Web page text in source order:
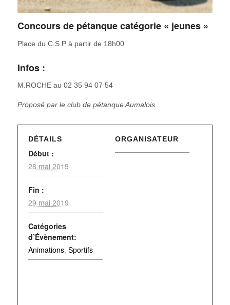
Concours de pétanque catégorie « jeunes »
Place du C.S.P à partir de 18h00
Infos :
M.ROCHE au 02 35 94 07 54
Proposé par le club de pétanque Aumalois
DÉTAILS
Début :
28 mai 2019
Fin :
29 mai 2019
Catégories
d’Évènement:
Animations, Sportifs
ORGANISATEUR